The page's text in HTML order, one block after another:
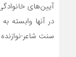
آیین‌های
در آنها وابسته
سنت شاعر-